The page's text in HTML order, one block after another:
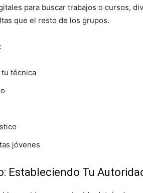
para buscar trabajos o cursos,
que el resto de los grupos.
técnica
jóvenes
Estableciendo Tu